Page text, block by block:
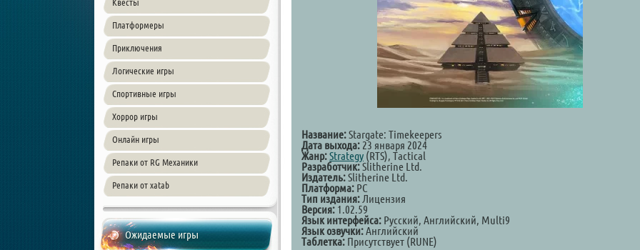
Квесты
Платформеры
Приключения
Логические игры
Спортивные игры
Хоррор игры
Онлайн игры
Репаки от RG Механики
Репаки от xatab
Ожидаемые игры
Название:Stargate: Timekeepers
Дата выхода: 23 января 2024
Жанр:Strategy (RTS), Tactical
Разработчик:Slitherine Ltd.
Издатель:Slitherine Ltd.
Платформа: PC
Тип издания: Лицензия
Версия: 1.02.59
Язык интерфейса: Русский, Английский, Multi9
Язык озвучки:Английский
Таблетка: Присутствует (RUNE)